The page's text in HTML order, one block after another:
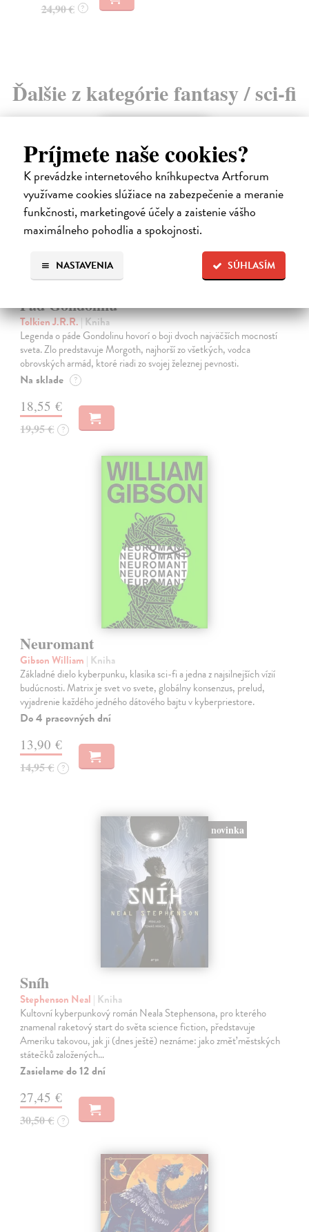
Príjmete naše cookies?
K prevádzke internetového kníhkupectva Artforum
využívame cookies slúžiace na zabezpečenie a meranie
funkčnosti, marketingové účely a zaistenie vášho
maximálneho pohodlia a spokojnosti.
SÚHLASÍM
NASTAVENIA
24,90 € ?
Ďalšie z kategórie fantasy / sci-fi
Pád Gondolinu
Tolkien J.R.R.| Kniha
Legenda o páde Gondolinu hovorí o boji dvoch najväčších mocností
sveta. Zlo predstavuje Morgoth, najhorší zo všetkých, vodca
obrovských armád, ktoré riadi zo svojej železnej pevnosti.
Na sklade ?
18,55 €
19,95 € ?
Neuromant
Gibson William | Kniha
Základné dielo kyberpunku, klasika sci-fi a jedna z najsilnejších vízií
budúcnosti. Matrix je svet vo svete, globálny konsenzus, prelud,
vyjadrenie každého jedného dátového bajtu v kyberpriestore.
Do 4 pracovných dní
13,90 €
14,95 € ?
novinka
Sníh
Stephenson Neal | Kniha
Kultovní kyberpunkový román Neala Stephensona, pro kterého
znamenal raketový start do světa science fiction, představuje
Ameriku takovou, jak ji (dnes ještě) neznáme: jako změť městských
státečků založených…
Zasielame do 12 dní
27,45 €
30,50 € ?